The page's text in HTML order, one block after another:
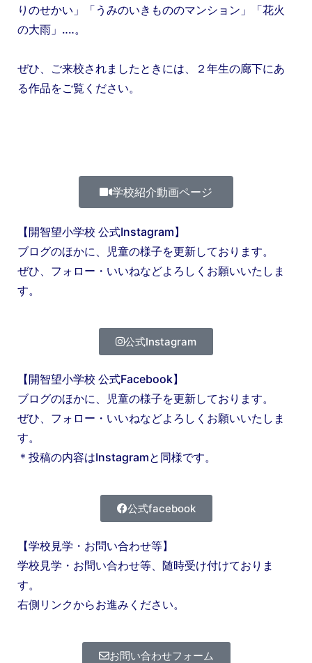
りのせかい」「うみのいきもののマンション」「花火
の大雨」‥‥。
ぜひ、ご来校されましたときには、２年生の廊下にあ
る作品をご覧ください。
学校紹介動画ページ
【開智望小学校 公式Instagram】
ブログのほかに、児童の様子を更新しております。
ぜひ、フォロー・いいねなどよろしくお願いいたしま
す。
公式Instagram
【開智望小学校 公式Facebook】
ブログのほかに、児童の様子を更新しております。
ぜひ、フォロー・いいねなどよろしくお願いいたしま
す。
＊投稿の内容はInstagramと同様です。
公式facebook
【学校見学・お問い合わせ等】
学校見学・お問い合わせ等、随時受け付けておりま
す。
右側リンクからお進みください。
お問い合わせフォーム